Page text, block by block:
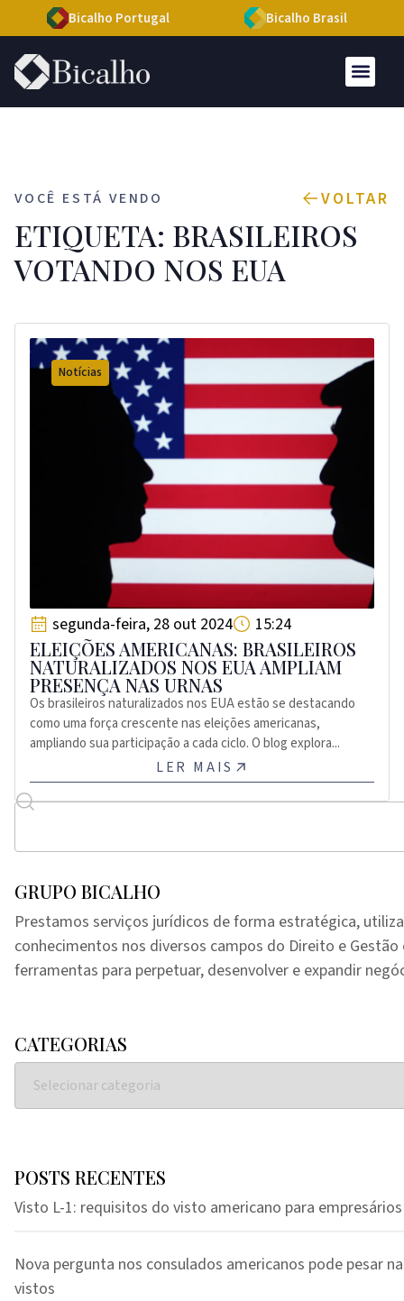
Bicalho Portugal Bicalho Brasil
VOCÊ ESTÁ VENDO VOLTAR
ETIQUETA: BRASILEIROS
VOTANDO NOS EUA
Notícias
segunda-feira, 28 out 2024 15:24
ELEIÇÕES AMERICANAS: BRASILEIROS
NATURALIZADOS NOS EUA AMPLIAM
PRESENÇA NAS URNAS
Os brasileiros naturalizados nos EUA estão se destacando
como uma força crescente nas eleições americanas,
ampliando sua participação a cada ciclo. O blog explora...
LER MAIS
GRUPO BICALHO
Prestamos serviços jurídicos de forma estratégica,
conhecimentos nos diversos campos do Direito e
ferramentas para perpetuar, desenvolver e expandir
CATEGORIAS
POSTS RECENTES
Visto L-1: requisitos do visto americano para empresários
Nova pergunta nos consulados americanos pode pesar
vistos